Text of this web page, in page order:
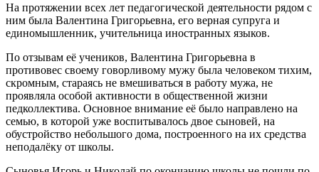
На протяжении всех лет педагогической деятельности рядом с
ним была Валентина Григорьевна, его верная супруга и
единомышленник, учительница иностранных языков.
По отзывам её учеников, Валентина Григорьевна в
противовес своему говорливому мужу была человеком тихим,
скромным, стараясь не вмешиваться в работу мужа, не
проявляла особой активности в общественной жизни
педколлектива. Основное внимание её было направлено на
семью, в которой уже воспитывалось двое сыновей, на
обустройство небольшого дома, построенного на их средства
неподалёку от школы.